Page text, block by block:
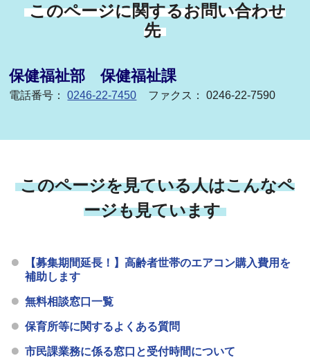
このページに関するお問い合わせ
先
保健福祉部 保健福祉課
電話番号：0246-22-7450 ファクス： 0246-22-7590
このページを見ている人はこんなペ
ージも見ています
【募集期間延長！】高齢者世帯のエアコン購入費用を
補助します
無料相談窓口一覧
保育所等に関するよくある質問
市民課業務に係る窓口と受付時間について